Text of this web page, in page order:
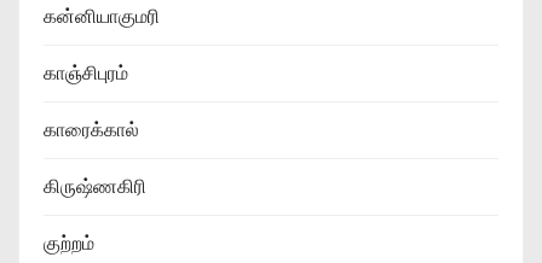
கன்னியாகுமரி
காஞ்சிபுரம்
காரைக்கால்
கிருஷ்ணகிரி
குற்றம்